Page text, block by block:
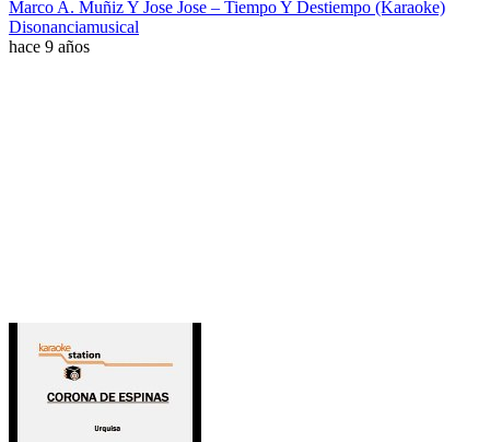
Marco A. Muñiz Y Jose Jose – Tiempo Y Destiempo (Karaoke)
Disonanciamusical
hace 9 años